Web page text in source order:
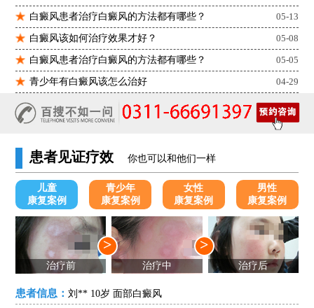
白癜风患者治疗白癜风的方法都有哪些？ 05-13
白癜风该如何治疗效果才好？ 05-08
白癜风患者治疗白癜风的方法都有哪些？ 05-05
青少年有白癜风该怎么治好 04-29
患者见证疗效 你也可以和他们一样
儿童
康复案例
青少年
康复案例
女性
康复案例
男性
康复案例
治疗前
>
治疗中
>
治疗后
患者信息：刘** 10岁 面部白癜风